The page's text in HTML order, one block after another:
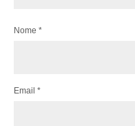
Nome *
Email *